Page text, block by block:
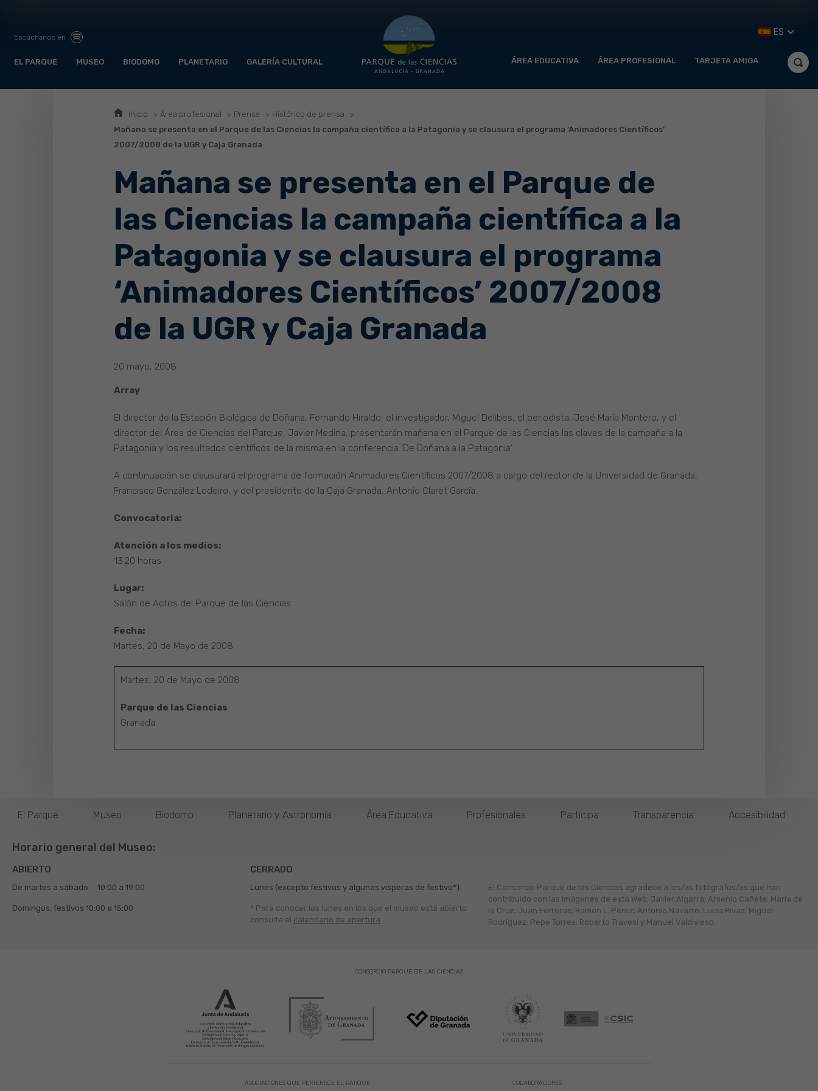
Escúchanos en
EL PARQUE MUSEO BIODOMO PLANETARIO GALERÍA CULTURAL ÁREA EDUCATIVA ÁREA PROFESIONAL TARJETA AMIGA
ES
Inicio Área profesional Prensa
Histórico de prensa
Mañana se presenta en el Parque de las Ciencias la campaña científica a la Patagonia y se clausura el programa ‘Animadores Científicos’
2007/2008 de la UGR y Caja Granada
Mañana se presenta en el Parque de
las Ciencias la campaña científica a la
Patagonia y se clausura el programa
‘Animadores Científicos’ 2007/2008
de la UGR y Caja Granada
20 mayo, 2008
Array
El director de la Estación Biológica de Doñana, Fernando Hiraldo, el investigador, Miguel Delibes, el periodista, José María Montero, y el
director del Área de Ciencias del Parque, Javier Medina, presentarán mañana en el Parque de las Ciencias las claves de la campaña a la
Patagonia y los resultados científicos de la misma en la conferencia ‘De Doñana a la Patagonia’.
A continuación se clausurará el programa de formación Animadores Científicos 2007/2008 a cargo del rector de la Universidad de Granada,
Francisco González Lodeiro, y del presidente de la Caja Granada, Antonio Claret García.
Convocatoria:
Atención a los medios:
13.20 horas
Lugar:
Salón de Actos del Parque de las Ciencias
Fecha:
Martes, 20 de Mayo de 2008
Martes, 20 de Mayo de 2008
Parque de las Ciencias
Granada.
El Parque Museo Biodomo Planetario y Astronomía Área Educativa Profesionales Participa Transparencia Accesibilidad
Horario general del Museo:
ABIERTO
De martes a sábado 10:00 a 19:00
Domingos, festivos 10:00 a 15:00
CERRADO
Lunes (excepto festivos y algunas vísperas de festivo*)
* Para conocer los lunes en los que el museo está abierto
consulte el calendario de apertura
El Consorcio Parque de las Ciencias agradece a los/as fotógráfos/as que han
contribuido con las imágenes de esta Web: Javier Algarra; Arsenio Cañete; María de
la Cruz; Juan Ferreras; Ramón L. Pérez; Antonio Navarro; Lucía Rivas; Miguel
Rodríguez; Pepe Torres; Roberto Travesí y Manuel Valdivieso.
ASOCIACIONES QUE PERTENECE EL PARQUE
CONSORCIO PARQUE DE LAS CIENCIAS
COLABORADORES